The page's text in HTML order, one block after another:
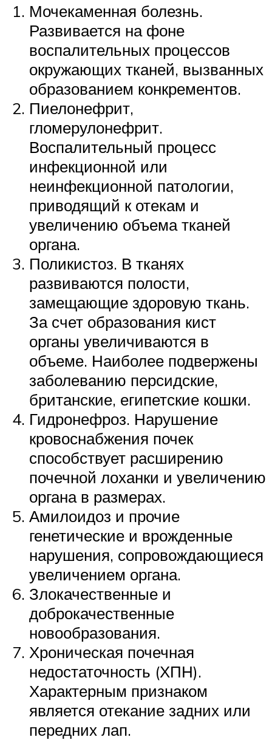
Мочекаменная болезнь.
Развивается на фоне
воспалительных процессов
окружающих тканей, вызванных
образованием конкрементов.
Пиелонефрит,
гломерулонефрит.
Воспалительный процесс
инфекционной или
неинфекционной патологии,
приводящий к отекам и
увеличению объема тканей
органа.
Поликистоз. В тканях
развиваются полости,
замещающие здоровую ткань.
За счет образования кист
органы увеличиваются в
объеме. Наиболее подвержены
заболеванию персидские,
британские, египетские кошки.
Гидронефроз. Нарушение
кровоснабжения почек
способствует расширению
почечной лоханки и увеличению
органа в размерах.
Амилоидоз и прочие
генетические и врожденные
нарушения, сопровождающиеся
увеличением органа.
Злокачественные и
доброкачественные
новообразования.
Хроническая почечная
недостаточность (ХПН).
Характерным признаком
является отекание задних или
передних лап.